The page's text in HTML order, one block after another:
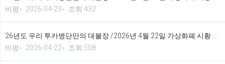
비평
2026-04-23 조회 432
비평
2026-04-22 조회 508